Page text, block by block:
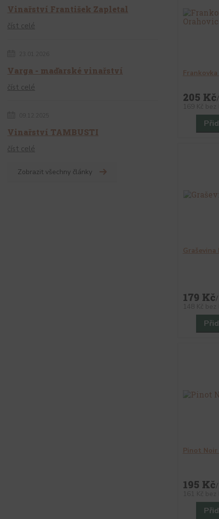
Vinařství František Zapletal
číst celé
Varga - maďarské vinařství
číst celé
Vinařství TAMBUSTI
číst celé
Zobrazit všechny články
205 Kč/
Graševina
179 Kč/
Pinot Noir
195 Kč/